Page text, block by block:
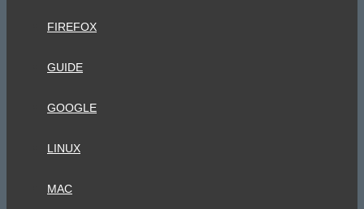
FIREFOX
GUIDE
GOOGLE
LINUX
MAC